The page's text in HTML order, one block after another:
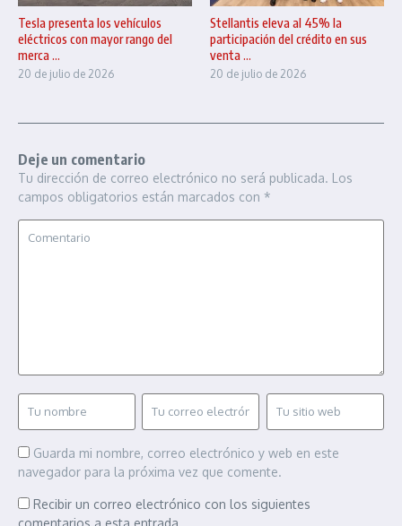
Tesla presenta los vehículos
eléctricos con mayor rango del
merca ...
20 de julio de 2026
Stellantis eleva al 45% la
participación del crédito en sus
venta ...
20 de julio de 2026
Deje un comentario
Tu dirección de correo electrónico no será publicada. Los
campos obligatorios están marcados con *
Guarda mi nombre, correo electrónico y web en este
navegador para la próxima vez que comente.
Recibir un correo electrónico con los siguientes
comentarios a esta entrada.